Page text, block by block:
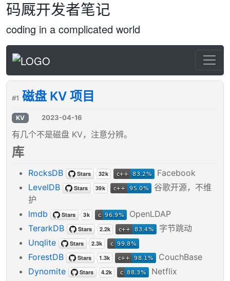
码厩开发者笔记
coding in a complicated world
#1 磁盘 KV 项目
KV 2023-04-16
有几个不是磁盘 KV，注意分辨。
库
RocksDB
Facebook
LevelDB
谷歌开源，不维
护
lmdb
OpenLDAP
TerarkDB
字节跳动
Unqlite
ForestDB
CouchBase
Dynomite
Netflix